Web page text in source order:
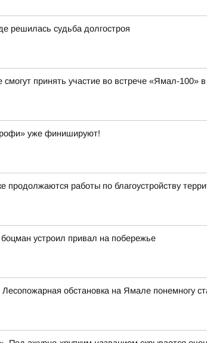
решилась судьба долгостроя
принять участие во встрече «Ямал-100»
уже финишируют!
продолжаются работы по благоустройству
устроил привал на побережье
обстановка на Ямале понемногу